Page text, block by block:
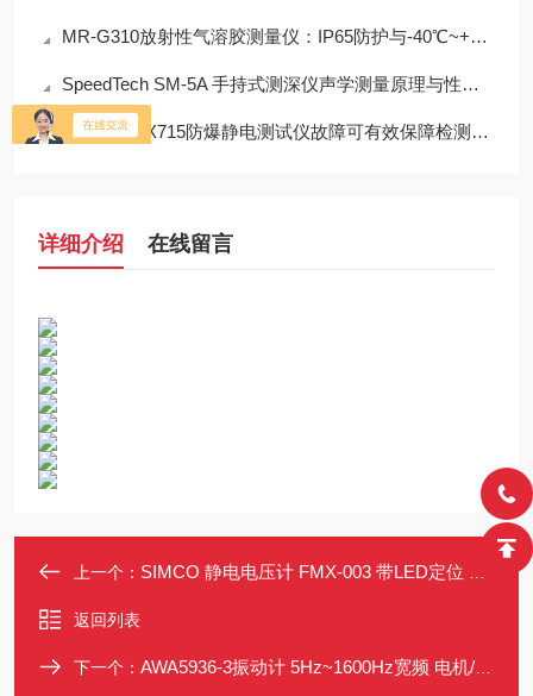
MR-G310放射性气溶胶测量仪：IP65防护与-40℃~+50℃宽温工作能力
SpeedTech SM-5A 手持式测深仪声学测量原理与性能分析
科学处置EX715防爆静电测试仪故障可有效保障检测工作正常开展
详细介绍 在线留言
上一个： SIMCO 静电电压计 FMX-003 带LED定位 自动关机 轻便设计
返回列表
下一个： AWA5936-3振动计 5Hz~1600Hz宽频 电机/车辆振动检测工具